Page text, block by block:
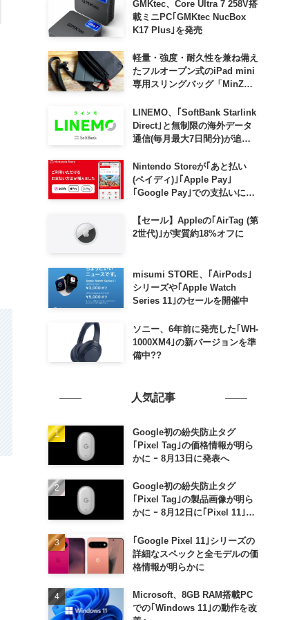
GMKtec、Core Ultra 7 258V搭
載ミニPC｢GMKtec NucBox
K17 Plus｣を発売
軽量・強度・耐久性を兼ね備え
たフルオープン式のiPad mini
専用スリングバッグ「MinZ
発売
LINEMO、｢SoftBank Starlink
Direct｣と無制限の海外データ
通信(毎月最大7日間分)が追加
Nintendo Storeが｢あと払い
(ペイディ)｣｢Apple Pay｣
｢Google Pay｣での支払いに対
【セール】Appleの｢AirTag (第
2世代)｣が実質約18%オフに
misumi STORE、｢AirPods｣
シリーズや｢Apple Watch
Series 11｣のセールを開催中
ソニー、6年前に発売した｢WH-
1000XM4｣の新バージョンを準
備中??
人気記事
Google初の紛失防止タグ
｢Pixel Tag｣の価格情報が明ら
かに ｰ 8月13日に発表へ
Google初の紛失防止タグ
｢Pixel Tag｣の製品画像が明ら
かに ｰ 8月12日に｢Pixel 11｣な
｢Google Pixel 11｣シリーズの
詳細なスペックと全モデルの価
格情報が明らかに
Microsoft、8GB RAM搭載PC
での｢Windows 11｣の動作を改